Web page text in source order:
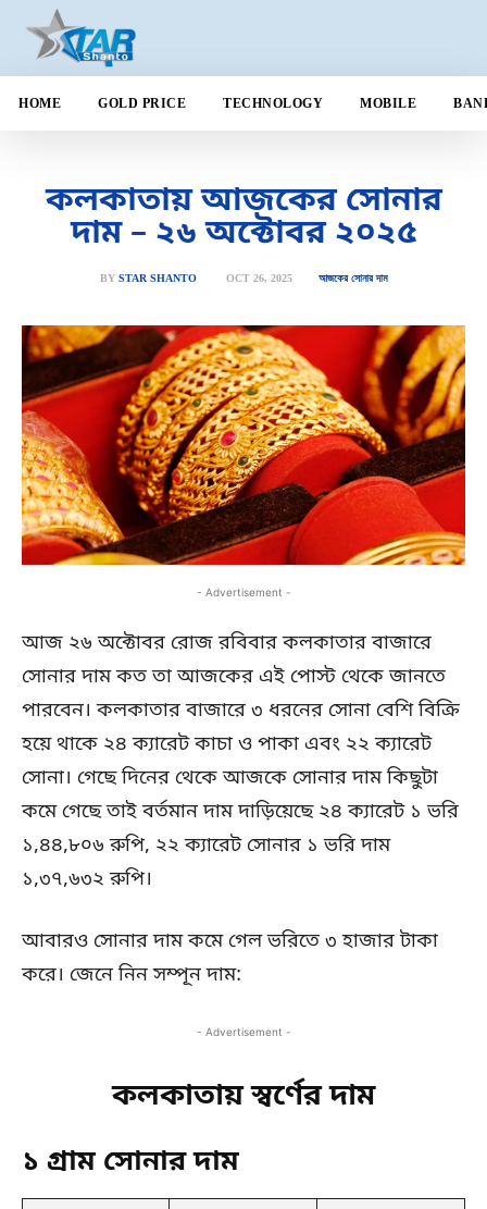
HOME GOLD PRICE TECHNOLOGY MOBILE
কলকাতায় আজকের সোনার
দাম – ২৬ অক্টোবর ২০২৫
BY STAR SHANTO OCT 26, 2025 আজকের সোনার দাম
- Advertisement -
আজ ২৬ অক্টোবর রোজ রবিবার কলকাতার বাজারে
সোনার দাম কত তা আজকের এই পোস্ট থেকে জানতে
পারবেন। কলকাতার বাজারে ৩ ধরনের সোনা বেশি বিক্রি
হয়ে থাকে ২৪ ক্যারেট কাচা ও পাকা এবং ২২ ক্যারেট
সোনা। গেছে দিনের থেকে আজকে সোনার দাম কিছুটা
কমে গেছে তাই বর্তমান দাম দাড়িয়েছে ২৪ ক্যারেট ১ ভরি
১,৪৪,৮০৬ রুপি, ২২ ক্যারেট সোনার ১ ভরি দাম
১,৩৭,৬৩২ রুপি।
আবারও সোনার দাম কমে গেল ভরিতে ৩ হাজার টাকা
করে। জেনে নিন সম্পূন দাম:
- Advertisement -
কলকাতায় স্বর্ণের দাম
১ গ্রাম সোনার দাম